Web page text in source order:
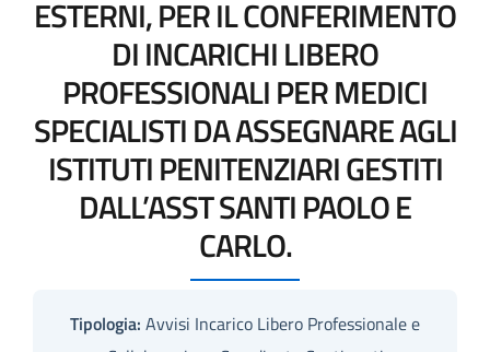
ESTERNI, PER IL CONFERIMENTO
DI INCARICHI LIBERO
PROFESSIONALI PER MEDICI
SPECIALISTI DA ASSEGNARE AGLI
ISTITUTI PENITENZIARI GESTITI
DALL’ASST SANTI PAOLO E
CARLO.
Tipologia: Avvisi Incarico Libero Professionale e